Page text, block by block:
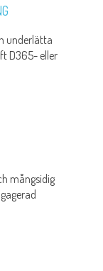
underlätta
D365- eller
mångsidig